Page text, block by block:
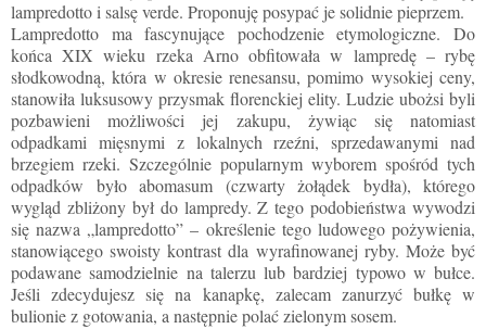
lampredotto i salsę verde. Proponuję posypać je solidnie pieprzem.
Lampredotto ma fascynujące pochodzenie etymologiczne. Do
końca XIX wieku rzeka Arno obfitowała w lampredę – rybę
słodkowodną, która w okresie renesansu, pomimo wysokiej ceny,
stanowiła luksusowy przysmak florenckiej elity. Ludzie ubożsi byli
pozbawieni możliwości jej zakupu, żywiąc się natomiast
odpadkami mięsnymi z lokalnych rzeźni, sprzedawanymi nad
brzegiem rzeki. Szczególnie popularnym wyborem spośród tych
odpadków było abomasum (czwarty żołądek bydła), którego
wygląd zbliżony był do lampredy. Z tego podobieństwa wywodzi
się nazwa „lampredotto” – określenie tego ludowego pożywienia,
stanowiącego swoisty kontrast dla wyrafinowanej ryby. Może być
podawane samodzielnie na talerzu lub bardziej typowo w bułce.
Jeśli zdecydujesz się na kanapkę, zalecam zanurzyć bułkę w
bulionie z gotowania, a następnie polać zielonym sosem.